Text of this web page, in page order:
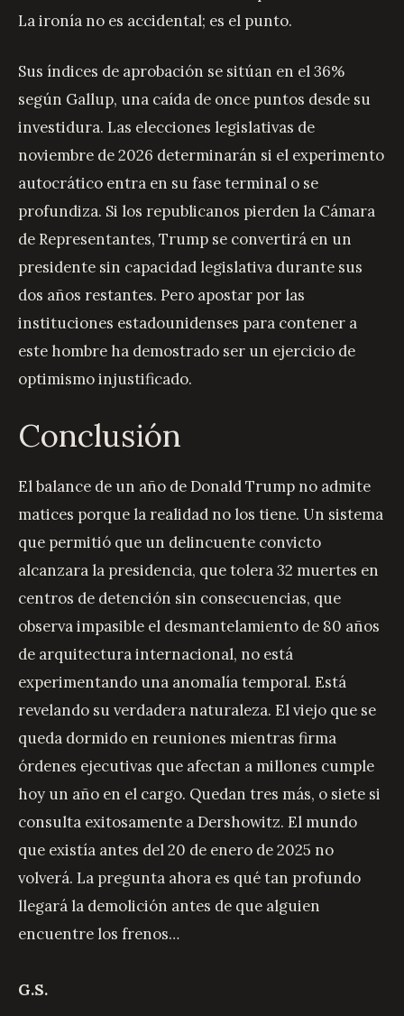
La ironía no es accidental; es el punto.
Sus índices de aprobación se sitúan en el 36%
según Gallup, una caída de once puntos desde su
investidura. Las elecciones legislativas de
noviembre de 2026 determinarán si el experimento
autocrático entra en su fase terminal o se
profundiza. Si los republicanos pierden la Cámara
de Representantes, Trump se convertirá en un
presidente sin capacidad legislativa durante sus
dos años restantes. Pero apostar por las
instituciones estadounidenses para contener a
este hombre ha demostrado ser un ejercicio de
optimismo injustificado.
Conclusión
El balance de un año de Donald Trump no admite
matices porque la realidad no los tiene. Un sistema
que permitió que un delincuente convicto
alcanzara la presidencia, que tolera 32 muertes en
centros de detención sin consecuencias, que
observa impasible el desmantelamiento de 80 años
de arquitectura internacional, no está
experimentando una anomalía temporal. Está
revelando su verdadera naturaleza. El viejo que se
queda dormido en reuniones mientras firma
órdenes ejecutivas que afectan a millones cumple
hoy un año en el cargo. Quedan tres más, o siete si
consulta exitosamente a Dershowitz. El mundo
que existía antes del 20 de enero de 2025 no
volverá. La pregunta ahora es qué tan profundo
llegará la demolición antes de que alguien
encuentre los frenos…
G.S.